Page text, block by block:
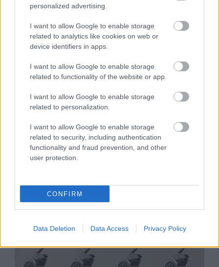
personalized advertising.
I want to allow Google to enable storage
related to analytics like cookies on web or
device identifiers in apps.
I want to allow Google to enable storage
related to functionality of the website or app.
I want to allow Google to enable storage
related to personalization.
I want to allow Google to enable storage
related to security, including authentication
functionality and fraud prevention, and other
user protection.
CONFIRM
Data Deletion Data Access Privacy Policy
dopaminrendszerének legnagyobb
ellensége: a közösségi média
Legnépszerűbb témák
KÖZÖSSÉGI MÉDIA DETOX KÖZÖSSÉGI MÉDIA
MENTÁLIS EGÉSZSÉG